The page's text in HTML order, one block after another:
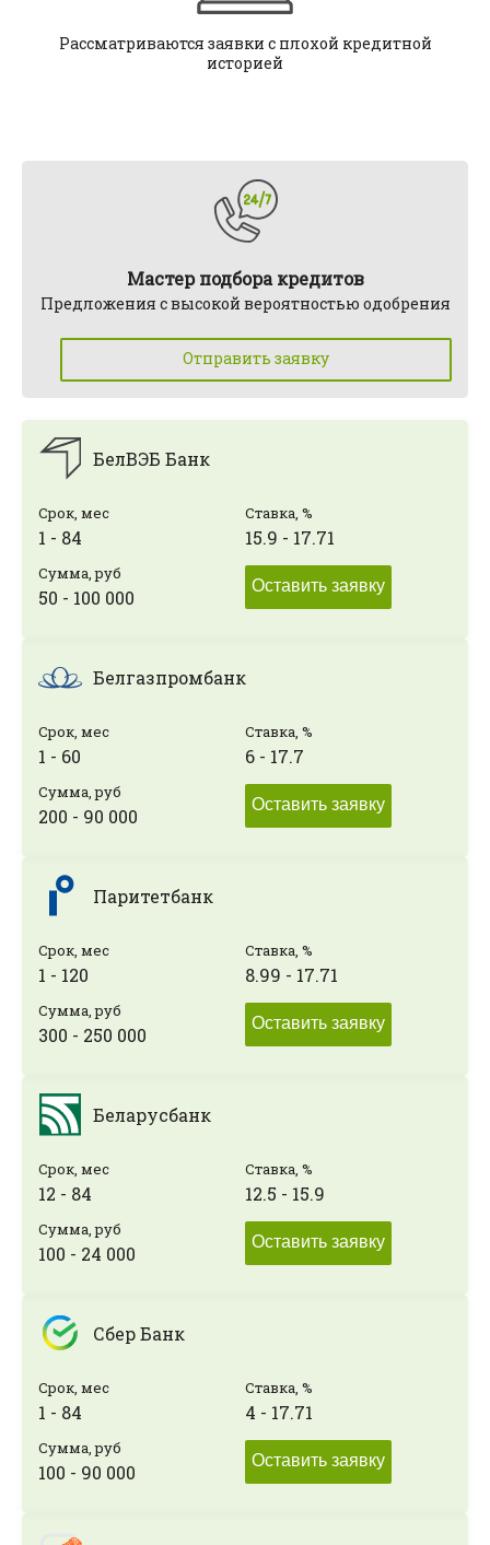
Рассматриваются заявки с плохой кредитной
историей
Мастер подбора кредитов
Предложения с высокой вероятностью одобрения
Отправить заявку
БелВЭБ Банк
Срок, мес
1 - 84
Ставка, %
15.9 - 17.71
Сумма, руб
50 - 100 000
Оставить заявку
Белгазпромбанк
Срок, мес
1 - 60
Ставка, %
6 - 17.7
Сумма, руб
200 - 90 000
Оставить заявку
Паритетбанк
Срок, мес
1 - 120
Ставка, %
8.99 - 17.71
Сумма, руб
300 - 250 000
Оставить заявку
Беларусбанк
Срок, мес
12 - 84
Ставка, %
12.5 - 15.9
Сумма, руб
100 - 24 000
Оставить заявку
Сбер Банк
Срок, мес
1 - 84
Ставка, %
4 - 17.71
Сумма, руб
100 - 90 000
Оставить заявку